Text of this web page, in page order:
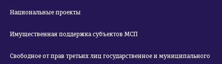
Национальные проекты
Имущественная поддержка субъектов МСП
Свободное от прав третьих лиц государственное и муниципального